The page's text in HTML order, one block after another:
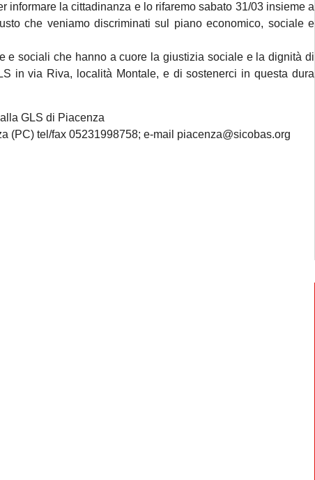
informare la cittadinanza e lo rifaremo sabato 31/03 insieme a
che veniamo discriminati sul piano economico, sociale e
e sociali che hanno a cuore la giustizia sociale e la dignità di
in via Riva, località Montale, e di sostenerci in questa dura
GLS di Piacenza
(PC) tel/fax 05231998758; e-mail piacenza@sicobas.org